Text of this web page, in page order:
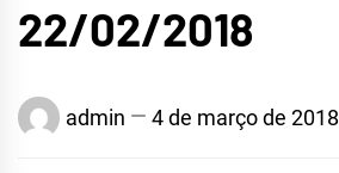
22/02/2018
admin 4 de março de 2018